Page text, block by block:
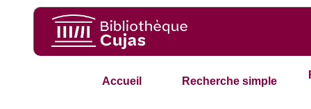
Accueil Recherche simple